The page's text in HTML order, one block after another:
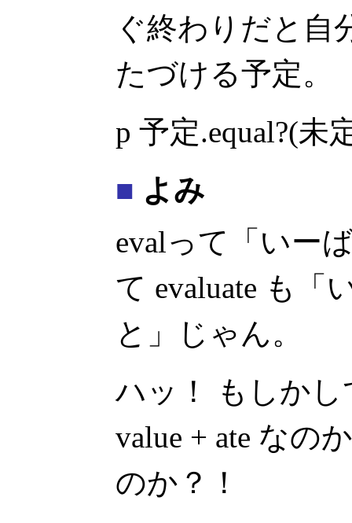
ぐ終わりだと自
たづける予定。
p 予定.equal?(未
■ よみ
evalって「いー
て evaluate も「
と」じゃん。
ハッ！ もしかし
value + ate なの
のか？！